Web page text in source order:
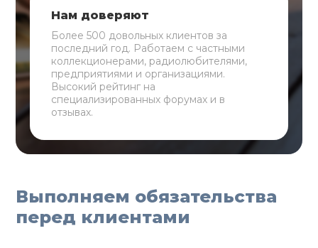
Нам доверяют
Более 500 довольных клиентов за
последний год. Работаем с частными
коллекционерами, радиолюбителями,
предприятиями и организациями.
Высокий рейтинг на
специализированных форумах и в
отзывах.
Выполняем обязательства
перед клиентами